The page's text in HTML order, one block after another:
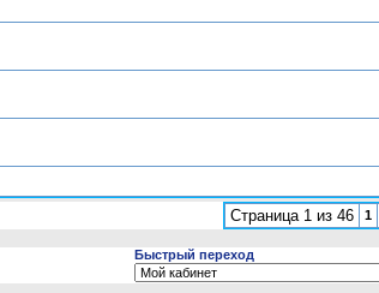
Страница 1 из 46 1
Быстрый переход